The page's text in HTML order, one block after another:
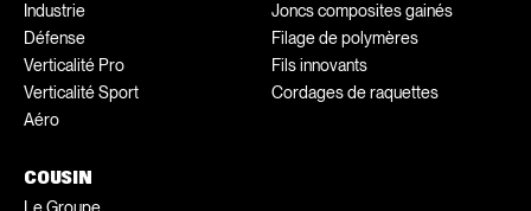
Industrie
Défense
Verticalité Pro
Verticalité Sport
Aéro
Joncs composites gainés
Filage de polymères
Fils innovants
Cordages de raquettes
COUSIN